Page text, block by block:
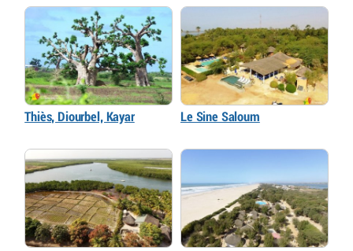
Thiès, Diourbel, Kayar Le Sine Saloum